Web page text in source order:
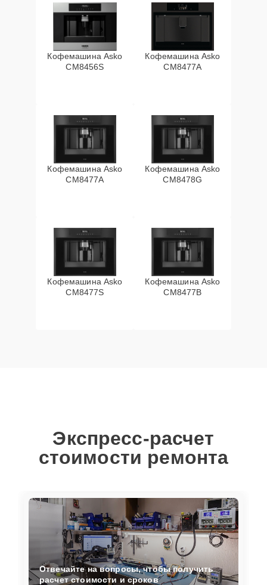
Кофемашина Asko
CM8456S
Кофемашина Asko
CM8477A
Кофемашина Asko
СМ8477А
Кофемашина Asko
CM8478G
Кофемашина Asko
CM8477S
Кофемашина Asko
CM8477B
Экспресс-расчет
стоимости ремонта
Отвечайте на вопросы, чтобы получить
расчет стоимости и сроков